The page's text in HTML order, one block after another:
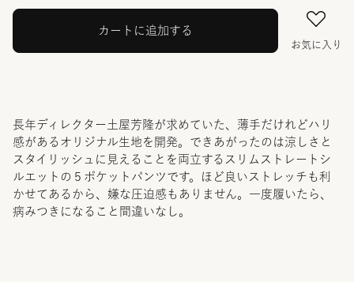
カートに追加する
お気に入り
長年ディレクター土屋芳隆が求めていた、薄手だけれどハリ
感があるオリジナル生地を開発。できあがったのは涼しさと
スタイリッシュに見えることを両立するスリムストレートシ
ルエットの５ポケットパンツです。ほど良いストレッチも利
かせてあるから、嫌な圧迫感もありません。一度履いたら、
病みつきになること間違いなし。